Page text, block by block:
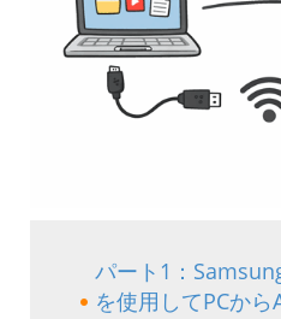
パート1：
を使用してPCか